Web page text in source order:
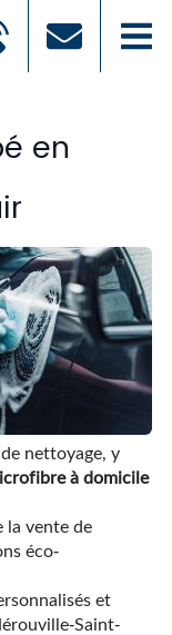
en
nettoyage, y
à domicile
la vente de
éco-
et
Saint-